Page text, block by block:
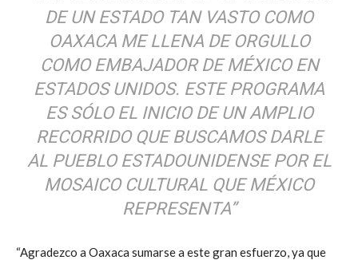
DE UN ESTADO TAN VASTO COMO
OAXACA ME LLENA DE ORGULLO
COMO EMBAJADOR DE MÉXICO EN
ESTADOS UNIDOS. ESTE PROGRAMA
ES SÓLO EL INICIO DE UN AMPLIO
RECORRIDO QUE BUSCAMOS DARLE
AL PUEBLO ESTADOUNIDENSE POR EL
MOSAICO CULTURAL QUE MÉXICO
REPRESENTA”
“Agradezco a Oaxaca sumarse a este gran esfuerzo, ya que